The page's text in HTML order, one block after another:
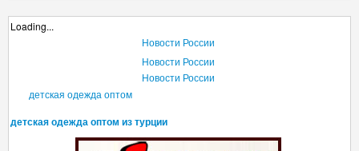
Loading...
Новости России
Новости России
Новости России
детская одежда оптом
детская одежда оптом из турции